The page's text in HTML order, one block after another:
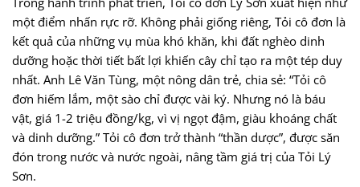
một điểm nhấn rực rỡ. Không phải giống riêng, Tỏi cô đơn là
kết quả của những vụ mùa khó khăn, khi đất nghèo dinh
dưỡng hoặc thời tiết bất lợi khiến cây chỉ tạo ra một tép duy
nhất. Anh Lê Văn Tùng, một nông dân trẻ, chia sẻ: “Tỏi cô
đơn hiếm lắm, một sào chỉ được vài ký. Nhưng nó là báu
vật, giá 1-2 triệu đồng/kg, vì vị ngọt đậm, giàu khoáng chất
và dinh dưỡng.” Tỏi cô đơn trở thành “thần dược”, được săn
đón trong nước và nước ngoài, nâng tầm giá trị của Tỏi Lý
Sơn.